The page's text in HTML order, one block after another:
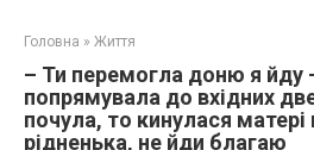
Головна » Життя
– Ти перемогла доню я йду
попрямувала до вхідних
почула, то кинулася
рідненька, не йди благаю